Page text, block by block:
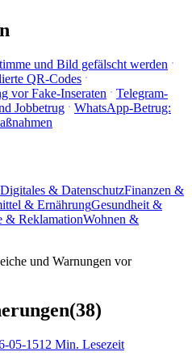
und Bild gefälscht werden
QR-Codes
vor Fake-Inseraten
Telegram-
Jobbetrug
WhatsApp-Betrug:
Digitales & DatenschutzFinanzen &
& ErnährungGesundheit &
& ReklamationWohnen &
und Warnungen vor
(38)
05-1512 Min. Lesezeit